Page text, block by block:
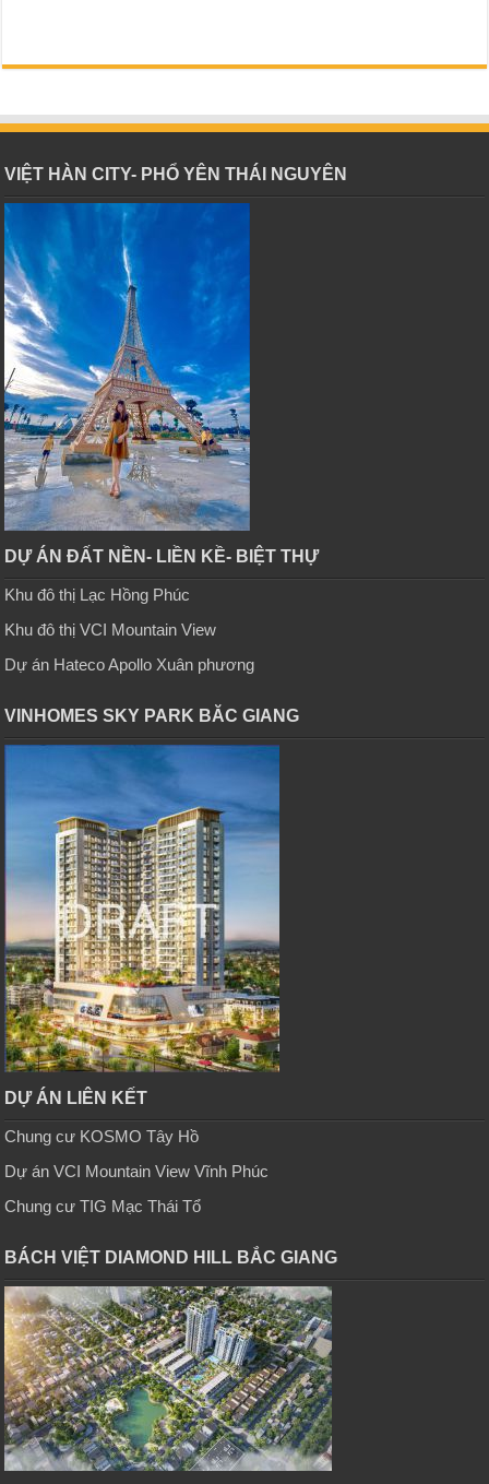
VIỆT HÀN CITY- PHỔ YÊN THÁI NGUYÊN
DỰ ÁN ĐẤT NỀN- LIỀN KỀ- BIỆT THỰ
Khu đô thị Lạc Hồng Phúc
Khu đô thị VCI Mountain View
Dự án Hateco Apollo Xuân phương
VINHOMES SKY PARK BĂC GIANG
DỰ ÁN LIÊN KẾT
Chung cư KOSMO Tây Hồ
Dự án VCI Mountain View Vĩnh Phúc
Chung cư TIG Mạc Thái Tổ
BÁCH VIỆT DIAMOND HILL BẮC GIANG